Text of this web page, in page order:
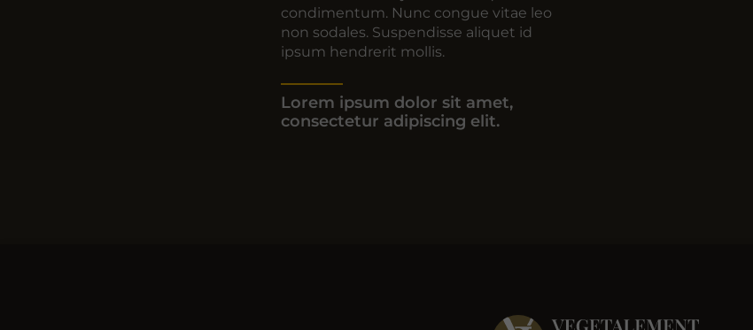
condimentum. Nunc congue vitae leo
non sodales. Suspendisse aliquet id
ipsum hendrerit mollis.
Lorem ipsum dolor sit amet,
consectetur adipiscing elit.